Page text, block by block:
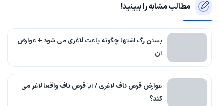
مطالب مشابه را ببینید!
بستن رگ اشتها چگونه باعث لاغری می شود + عوارض
آن
عوارض قرص ناف لاغری / آیا قرص ناف واقعا لاغر می
کند؟